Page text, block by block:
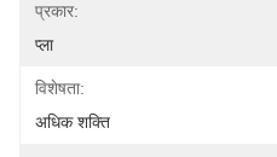
प्रकार:
प्ला
विशेषता:
अधिक शक्ति